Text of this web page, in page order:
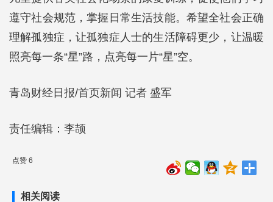
遵守社会规范，掌握日常生活技能。希望全社会正确
理解孤独症，让孤独症人士的生活障碍更少，让温暖
照亮每一条“星”路，点亮每一片“星”空。
青岛财经日报/首页新闻 记者 盛军
责任编辑：李颉
点赞 6
相关阅读